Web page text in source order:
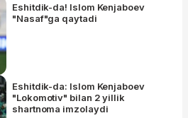
Eshitdik-da! Islom Kenjaboev
"Nasaf"ga qaytadi
Eshitdik-da: Islom Kenjaboev
"Lokomotiv" bilan 2 yillik
shartnoma imzolaydi